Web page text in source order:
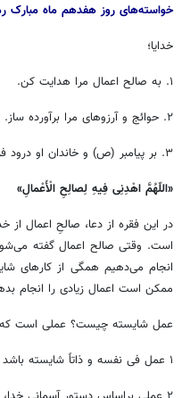
خواسته‌های روز هفدهم ماه مبارک
خدایا؛
۱. به صالح اعمال مرا هدایت کن.
۲. حوائج و آرزوهای مرا برآورده ساز.
۳. بر پیامبر (ص) و خاندان او درود فرست.
«اللّهُمَّ اهْدِنِی فِیهِ لِصالِحِ الْأَعْمالِ»
در این فقره از دعا، صالحِ اعمال
است. وقتی صالح اعمال گفته
انجام می‌دهیم همگی از کارهای
ممکن است اعمال زیادی را انجام
عمل شایسته چیست؟ عملی است
۱ عمل فی نفسه و ذاتاً شایسته باشد و عقل و وجدان آن را تأئید نماید.